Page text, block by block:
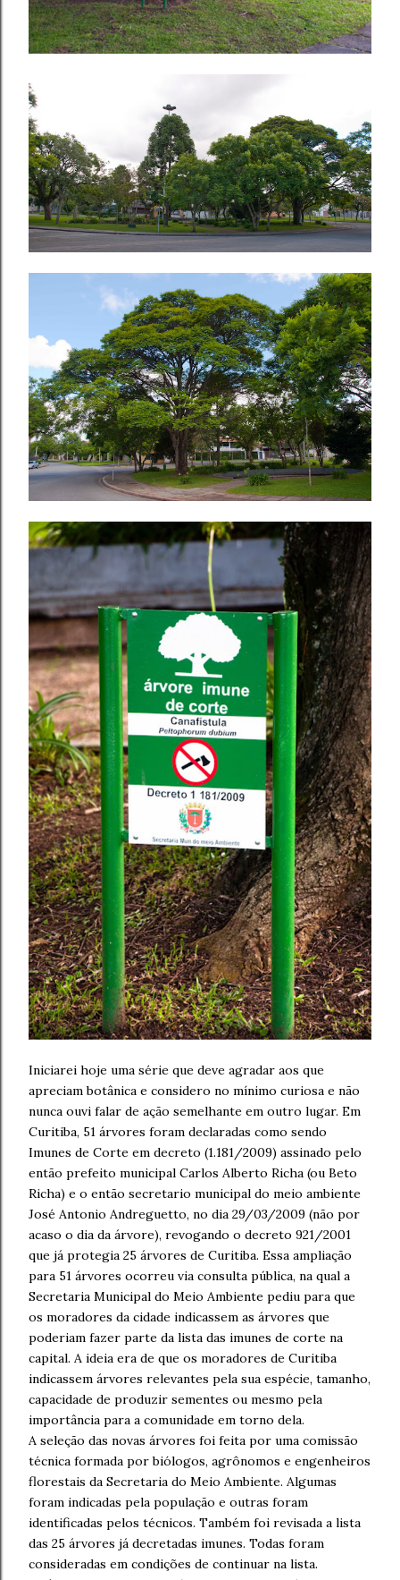
Iniciarei hoje uma série que deve agradar aos que
apreciam botânica e considero no mínimo curiosa e não
nunca ouvi falar de ação semelhante em outro lugar. Em
Curitiba, 51 árvores foram declaradas como sendo
Imunes de Corte em decreto (1.181/2009) assinado pelo
então prefeito municipal Carlos Alberto Richa (ou Beto
Richa) e o então secretario municipal do meio ambiente
José Antonio Andreguetto, no dia 29/03/2009 (não por
acaso o dia da árvore), revogando o decreto 921/2001
que já protegia 25 árvores de Curitiba. Essa ampliação
para 51 árvores ocorreu via consulta pública, na qual a
Secretaria Municipal do Meio Ambiente pediu para que
os moradores da cidade indicassem as árvores que
poderiam fazer parte da lista das imunes de corte na
capital. A ideia era de que os moradores de Curitiba
indicassem árvores relevantes pela sua espécie, tamanho,
capacidade de produzir sementes ou mesmo pela
importância para a comunidade em torno dela.
A seleção das novas árvores foi feita por uma comissão
técnica formada por biólogos, agrônomos e engenheiros
florestais da Secretaria do Meio Ambiente. Algumas
foram indicadas pela população e outras foram
identificadas pelos técnicos. Também foi revisada a lista
das 25 árvores já decretadas imunes. Todas foram
consideradas em condições de continuar na lista.